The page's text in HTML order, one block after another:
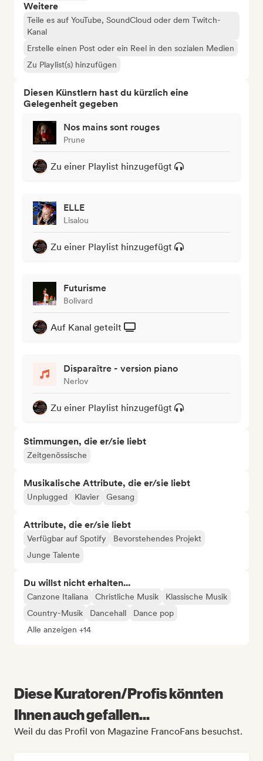
Weitere
Teile es auf YouTube, SoundCloud oder dem Twitch-
Kanal
Erstelle einen Post oder ein Reel in den sozialen Medien
Zu Playlist(s) hinzufügen
Diesen Künstlern hast du kürzlich eine
Gelegenheit gegeben
Nos mains sont rouges
Prune
Zu einer Playlist hinzugefügt
ELLE
Lisalou
Zu einer Playlist hinzugefügt
Futurisme
Bolivard
Auf Kanal geteilt
Disparaître - version piano
Nerlov
Zu einer Playlist hinzugefügt
Stimmungen, die er/sie liebt
Zeitgenössische
Musikalische Attribute, die er/sie liebt
Unplugged Klavier Gesang
Attribute, die er/sie liebt
Verfügbar auf Spotify
Bevorstehendes Projekt
Junge Talente
Du willst nicht erhalten...
Canzone Italiana Christliche Musik
Klassische Musik
Country-Musik
Dancehall
Dance pop
Alle anzeigen +14
Diese Kuratoren/Profis könnten
Ihnen auch gefallen...
Weil du das Profil von Magazine FrancoFans besuchst.